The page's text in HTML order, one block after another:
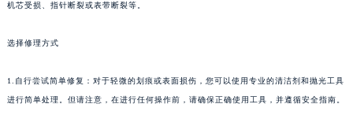
机芯受损、指针断裂或表带断裂等。
选择修理方式
1.自行尝试简单修复：对于轻微的划痕或表面损伤，您可以使用专业的清洁剂和抛光工具
进行简单处理。但请注意，在进行任何操作前，请确保正确使用工具，并遵循安全指南。